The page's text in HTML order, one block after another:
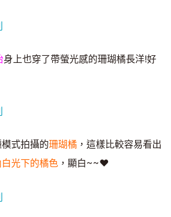
身上也穿了帶螢光感的珊瑚橘長洋!好
式拍攝的珊瑚橘 ，這樣比較容易看出
光下的橘色 ，顯白~~♥